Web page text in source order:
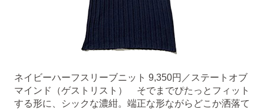
ネイビーハーフスリーブニット 9,350円／ステートオブ
マインド（ゲストリスト） そでまでぴたっとフィット
する形に、シックな濃紺。端正な形ながらどこか洒落て